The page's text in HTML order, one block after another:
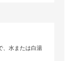
、水または白湯